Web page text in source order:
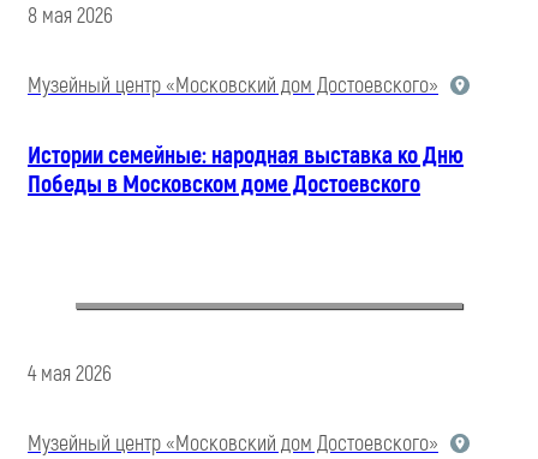
8 мая 2026
Музейный центр «Московский дом Достоевского»
Истории семейные: народная выставка ко Дню
Победы в Московском доме Достоевского
4 мая 2026
Музейный центр «Московский дом Достоевского»